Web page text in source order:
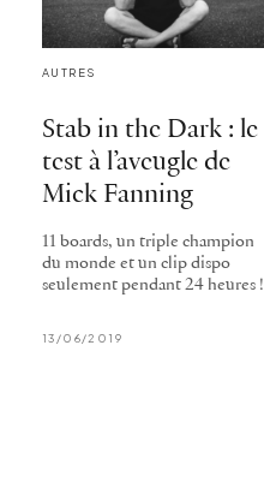
AUTRES
Stab in the Dark : le
test à l’aveugle de
Mick Fanning
11 boards, un triple champion
du monde et un clip dispo
seulement pendant 24 heures !
13/06/2019